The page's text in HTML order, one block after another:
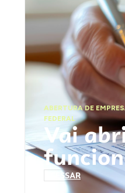
ABERTURA DE
FEDERAL
Vai
ACESSAR